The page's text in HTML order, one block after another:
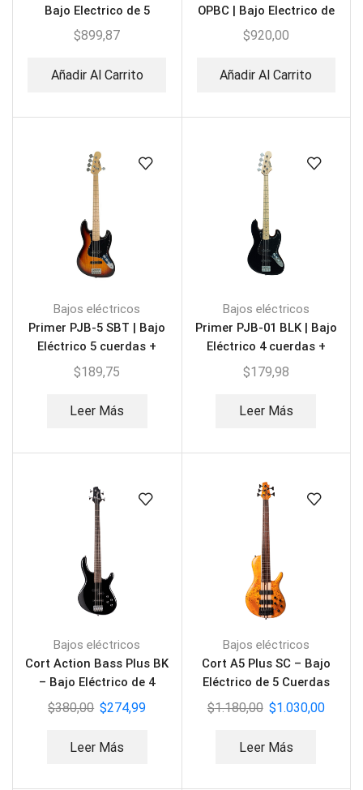
Bajo Electrico de 5
Cuerdas
$899,87
Añadir Al Carrito
OPBC | Bajo Electrico de
5 Cuerdas
$920,00
Añadir Al Carrito
Bajos eléctricos
Primer PJB-5 SBT | Bajo
Eléctrico 5 cuerdas +
Estuche
$189,75
Leer Más
Bajos eléctricos
Primer PJB-01 BLK | Bajo
Eléctrico 4 cuerdas +
Estuche
$179,98
Leer Más
Bajos eléctricos
Cort Action Bass Plus BK
– Bajo Eléctrico de 4
Cuerdas
$380,00 $274,99
Leer Más
Bajos eléctricos
Cort A5 Plus SC – Bajo
Eléctrico de 5 Cuerdas
$1.180,00 $1.030,00
Leer Más